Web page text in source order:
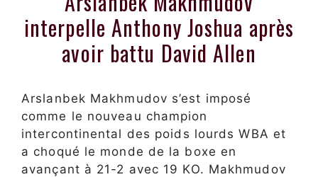
interpelle Anthony Joshua après
avoir battu David Allen
Arslanbek Makhmudov s’est imposé
comme le nouveau champion
intercontinental des poids lourds WBA et
a choqué le monde de la boxe en
avançant à 21-2 avec 19 KO. Makhmudov